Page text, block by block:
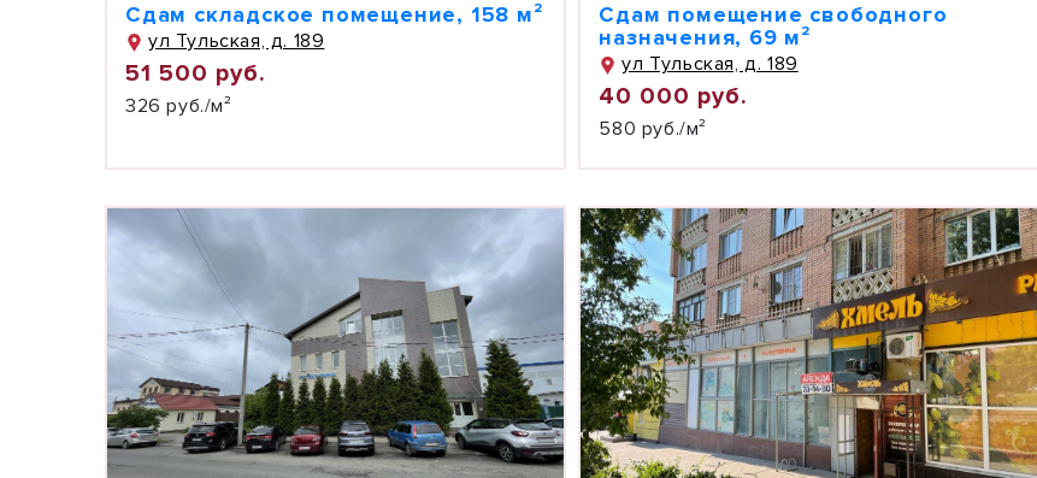
Сдам складское помещение, 158 м²
ул Тульская, д. 189
51 500 руб.
326 руб./м²
Сдам помещение свободного
назначения, 69 м²
ул Тульская, д. 189
40 000 руб.
580 руб./м²